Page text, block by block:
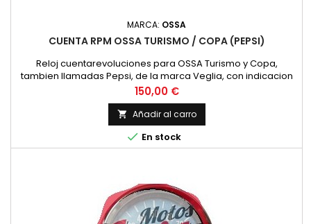
MARCA: OSSA
CUENTA RPM OSSA TURISMO / COPA (PEPSI)
Reloj cuentarevoluciones para OSSA Turismo y Copa,
tambien llamadas Pepsi, de la marca Veglia, con indicacion
hasta 9.000 RPM, diametro de la esfera de 80 mm.
Precio
150,00 €
 Añadir al carro
 En stock